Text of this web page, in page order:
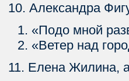
10. Александра
«Подо мной
«Ветер над
11. Елена Жилина,